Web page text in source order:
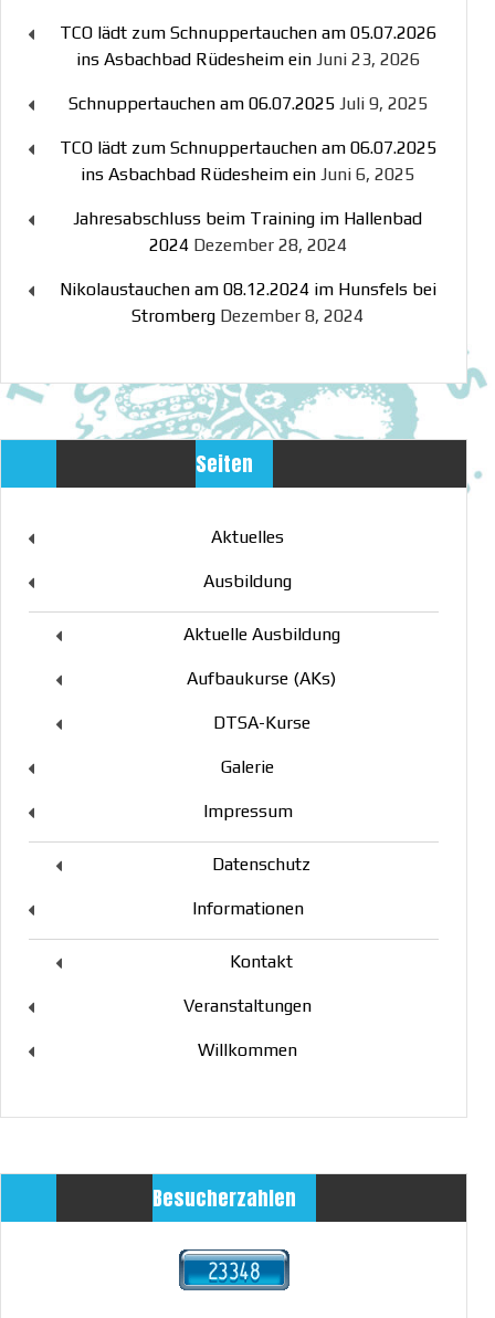
TCO lädt zum Schnuppertauchen am 05.07.2026
ins Asbachbad Rüdesheim ein Juni 23, 2026
Schnuppertauchen am 06.07.2025 Juli 9, 2025
TCO lädt zum Schnuppertauchen am 06.07.2025
ins Asbachbad Rüdesheim ein Juni 6, 2025
Jahresabschluss beim Training im Hallenbad
2024 Dezember 28, 2024
Nikolaustauchen am 08.12.2024 im Hunsfels bei
Stromberg Dezember 8, 2024
Seiten
Aktuelles
Ausbildung
Aktuelle Ausbildung
Aufbaukurse (AKs)
DTSA-Kurse
Galerie
Impressum
Datenschutz
Informationen
Kontakt
Veranstaltungen
Willkommen
Besucherzahlen